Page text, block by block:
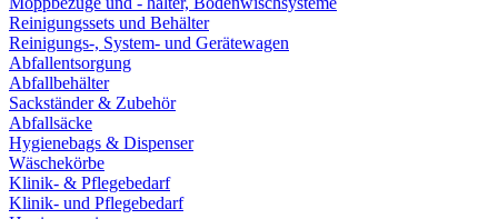
Reinigungssets und Behälter
Reinigungs-, System- und Gerätewagen
Abfallentsorgung
Abfallbehälter
Sackständer & Zubehör
Abfallsäcke
Hygienebags & Dispenser
Wäschekörbe
Klinik- & Pflegebedarf
Klinik- und Pflegebedarf